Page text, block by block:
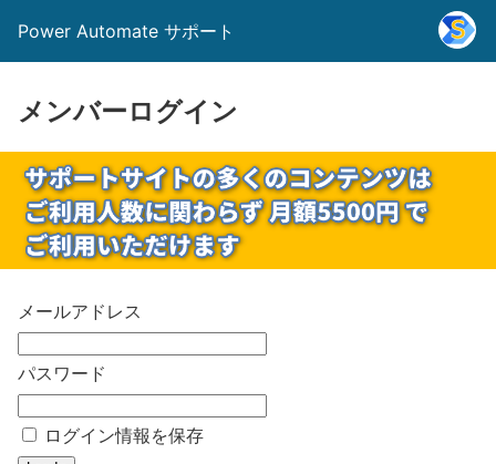
Power Automate サポート
メンバーログイン
メールアドレス
パスワード
ログイン情報を保存